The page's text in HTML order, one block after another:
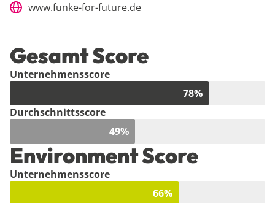
www.funke-for-future.de
Gesamt Score
Unternehmensscore
78%
Durchschnittsscore
49%
Environment Score
Unternehmensscore
66%